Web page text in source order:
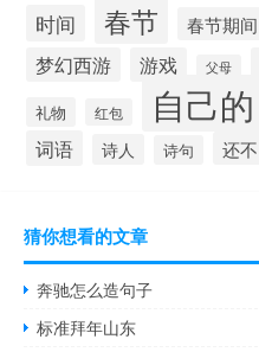
时间 春节 春节期间
梦幻西游 游戏 父母
礼物 红包 自己的
词语 诗人 诗句 还不
猜你想看的文章
奔驰怎么造句子
标准拜年山东